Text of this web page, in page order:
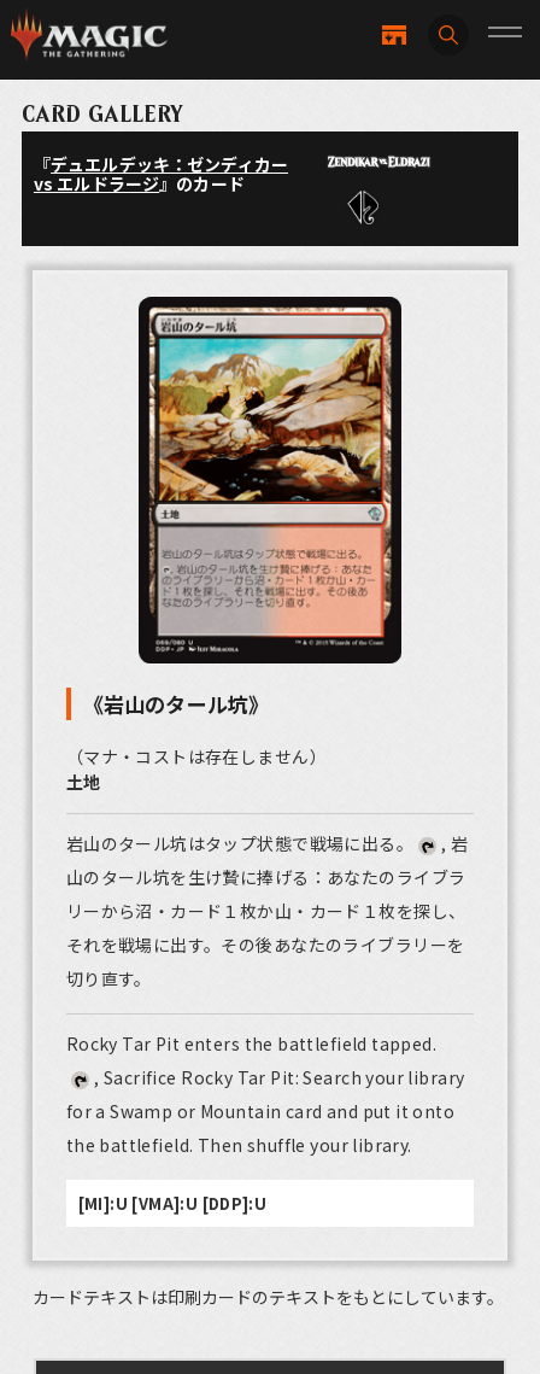
CARD GALLERY
『デュエルデッキ：ゼンディカー
vs エルドラージ』のカード
《岩山のタール坑》
（マナ・コストは存在しません）
土地
岩山のタール坑はタップ状態で戦場に出る。
, 岩
山のタール坑を生け贄に捧げる：あなたのライブラ
リーから沼・カード１枚か山・カード１枚を探し、
それを戦場に出す。その後あなたのライブラリーを
切り直す。
Rocky Tar Pit enters the battlefield tapped.
, Sacrifice Rocky Tar Pit: Search your library
for a Swamp or Mountain card and put it onto
the battlefield. Then shuffle your library.
[MI]:U [VMA]:U [DDP]:U
カードテキストは印刷カードのテキストをもとにしています。